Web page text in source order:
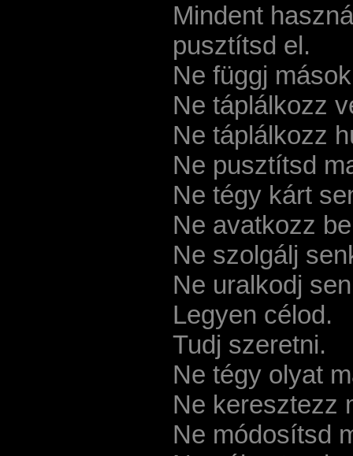
Mindent
pusztítsd el.
Ne függj
Ne táplálkozz
Ne táplálkozz
Ne pusztítsd
Ne tégy kárt
Ne avatkozz
Ne szolgálj
Ne uralkodj
Legyen célod.
Tudj szeretni.
Ne tégy olyat
Ne keresztezz
Ne módosítsd